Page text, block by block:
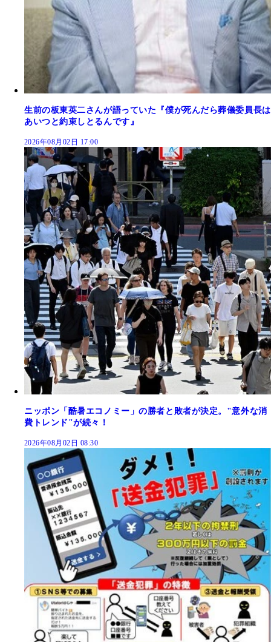
生前の板東英二さんが語っていた『僕が死んだら葬儀委員長は
あいつと約束しとるんです』
2026年08月02日 17:00
ニッポン「酷暑エコノミー」の勝者と敗者が決定。"意外な消
費トレンド"が続々！
2026年08月02日 08:30